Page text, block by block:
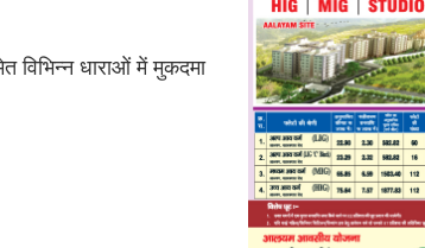
विभिन्न धाराओं में मुकदमा